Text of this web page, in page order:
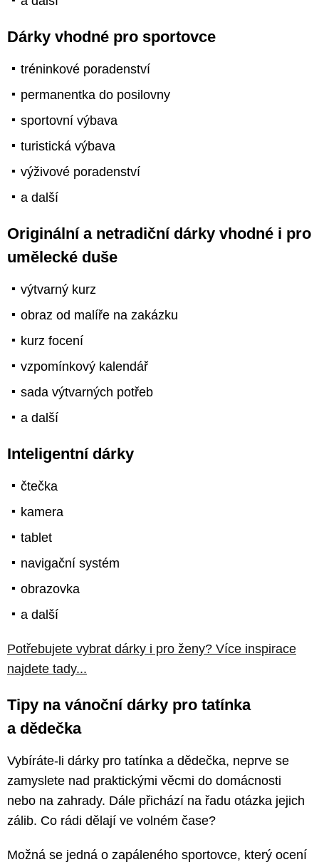
Dárky vhodné pro sportovce
tréninkové poradenství
permanentka do posilovny
sportovní výbava
turistická výbava
výživové poradenství
a další
Originální a netradiční dárky vhodné i pro
umělecké duše
výtvarný kurz
obraz od malíře na zakázku
kurz focení
vzpomínkový kalendář
sada výtvarných potřeb
a další
Inteligentní dárky
čtečka
kamera
tablet
navigační systém
obrazovka
a další
Potřebujete vybrat dárky i pro ženy? Více inspirace
najdete tady...
Tipy na vánoční dárky pro tatínka
a dědečka
Vybíráte-li dárky pro tatínka a dědečka, neprve se
zamyslete nad praktickými věcmi do domácnosti
nebo na zahrady. Dále přichází na řadu otázka jejich
zálib. Co rádi dělají ve volném čase?
Možná se jedná o zapáleného sportovce, který ocení